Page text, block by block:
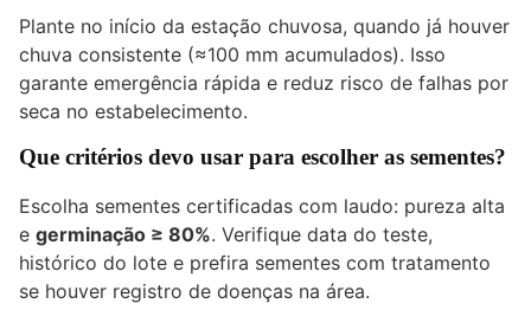
Plante no início da estação chuvosa, quando já houver
chuva consistente (≈100 mm acumulados). Isso
garante emergência rápida e reduz risco de falhas por
seca no estabelecimento.
Que critérios devo usar para escolher as sementes?
Escolha sementes certificadas com laudo: pureza alta
e germinação ≥ 80%. Verifique data do teste,
histórico do lote e prefira sementes com tratamento
se houver registro de doenças na área.